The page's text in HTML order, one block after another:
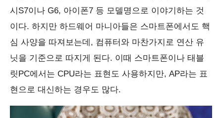
시S7이나 G6, 아이폰7 등 모델명으로 이야기하는 것
이다. 하지만 하드웨어 마니아들은 스마트폰에서도 핵
심 사양을 따져보는데, 컴퓨터와 마찬가지로 연산 유
닛을 기준으로 따지게 된다. 이때 스마트폰이나 태블
릿PC에서는 CPU라는 표현도 사용하지만, AP라는 표
현으로 대신하는 경우도 많다.